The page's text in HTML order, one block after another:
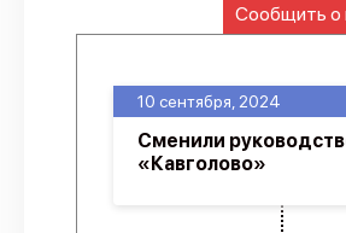
API
Политика
Сообщить о
10 сентября, 2024
Сменили
«Кавголово»